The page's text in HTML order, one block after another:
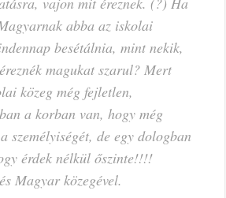
abba az iskolai
besétálnia, mint nekik,
magukat szarul? Mert
közeg még fejletlen,
a korban van, hogy még
személyiségét, de egy dologban
érdek nélkül őszinte!!!!
Magyar közegével.